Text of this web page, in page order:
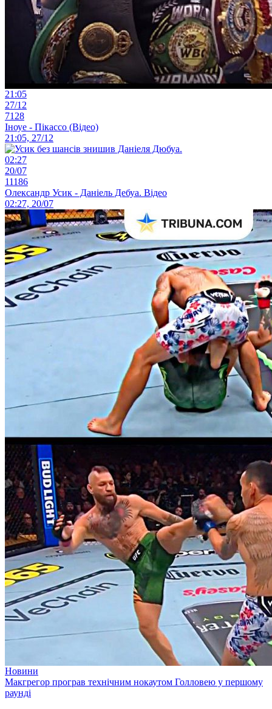
21:05
27/12
7128
Іноуе - Пікассо (Відео)
21:05, 27/12
02:27
20/07
11186
Олександр Усик - Даніель Дебуа. Відео
02:27, 20/07
Новини
Макгрегор програв технічним нокаутом Голловею у першому
раунді